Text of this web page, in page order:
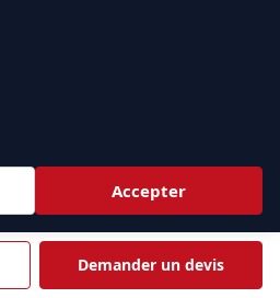
Demander un devis
Accepter